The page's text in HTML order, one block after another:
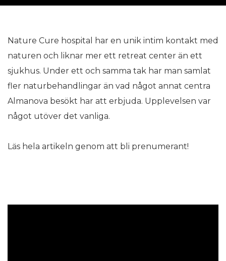
Nature Cure hospital har en unik intim kontakt med
naturen och liknar mer ett retreat center än ett
sjukhus. Under ett och samma tak har man samlat
fler naturbehandlingar än vad något annat centra
Almanova besökt har att erbjuda. Upplevelsen var
något utöver det vanliga.
Läs hela artikeln genom att bli prenumerant!